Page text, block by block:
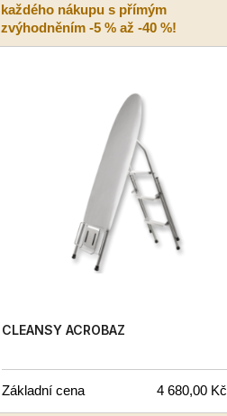
každého nákupu s přímým
zvýhodněním -5 % až -40 %!
CLEANSY ACROBAZ
Základní cena 4 680,00 Kč